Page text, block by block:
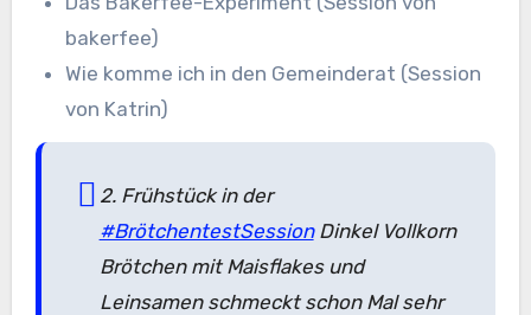
bakerfee)
Wie komme ich in den Gemeinderat (Session
von Katrin)
2. Frühstück in der
#BrötchentestSessionDinkel Vollkorn
Brötchen mit Maisflakes und
Leinsamen schmeckt schon Mal sehr